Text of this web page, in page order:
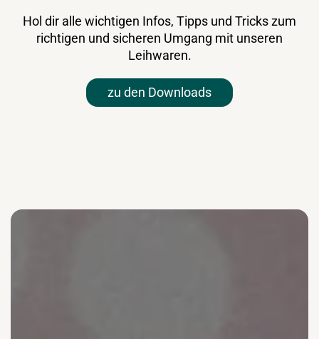
Hol dir alle wichtigen Infos, Tipps und Tricks zum
richtigen und sicheren Umgang mit unseren
Leihwaren.
zu den Downloads